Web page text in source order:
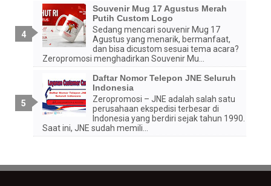
Souvenir Mug 17 Agustus Merah
Putih Custom Logo
Sedang mencari souvenir Mug 17
Agustus yang menarik, bermanfaat,
dan bisa dicustom sesuai tema acara?
Zeropromosi menghadirkan Souvenir Mu...
Daftar Nomor Telepon JNE Seluruh
Indonesia
Zeropromosi – JNE adalah salah satu
perusahaan ekspedisi terbesar di
Indonesia yang berdiri sejak tahun 1990.
Saat ini, JNE sudah memili...